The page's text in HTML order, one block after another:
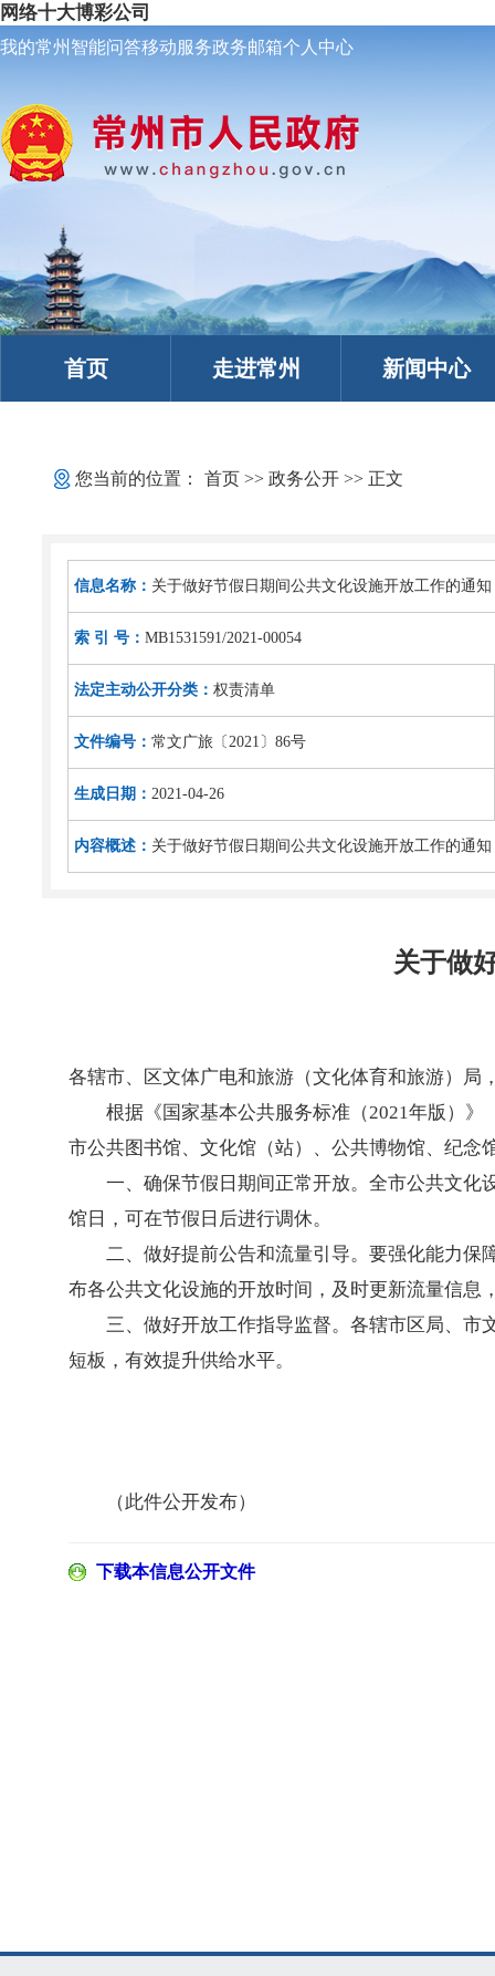
网络十大博彩公司
我的常州 智能问答移动服务政务邮箱个人中心
首页 走进常州 新闻中心
您当前的位置： 首页>> 政务公开>> 正文
信息名称： 关于做好节假日期间公共文化设施开放工作的通知
索 引 号： MB1531591/2021-00054
法定主动公开分类： 权责清单
文件编号： 常文广旅〔2021〕86号
生成日期： 2021-04-26
内容概述： 关于做好节假日期间公共文化设施开放工作的通知
关于做
各辖市、区文体广电和旅游（文化体育和旅游）
根据《国家基本公共服务标准（2021年版）
市公共图书馆、文化馆（站）、公共博物馆、纪
一、确保节假日期间正常开放。 全市公共文化
馆日，可在节假日后进行调休。
二、做好提前公告和流量引导。 要强化能力保
布各公共文化设施的开放时间，及时更新流量信息
三、做好开放工作指导监督。 各辖市区局、市
短板，有效提升供给水平。
（此件公开发布）
下载本信息公开文件